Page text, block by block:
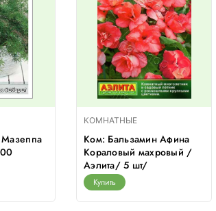
КОМНАТНЫЕ
Ком: Бальзамин Афина
Кораловый махровый /
Аэлита/ 5 шт/
Купить